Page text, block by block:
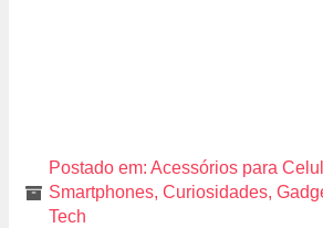
Postado em: Acessórios para
Smartphones, Curiosidades,
Tech